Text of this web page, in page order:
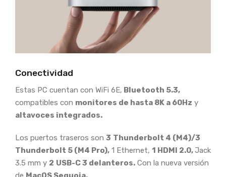
Conectividad
Estas PC cuentan con WiFi 6E, Bluetooth 5.3,
compatibles con monitores de hasta 8K a 60Hz y
altavoces integrados.
Los puertos traseros son 3 Thunderbolt 4 (M4)/3
Thunderbolt 5 (M4 Pro), 1 Ethernet, 1 HDMI 2.0,Jack
3.5 mm y 2 USB-C 3 delanteros. Con la nueva versión